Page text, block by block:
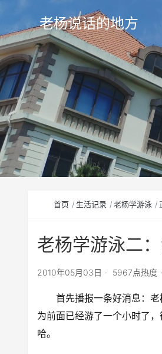
老杨说话的地方
首页 生活记录 老杨学游泳
老杨学游泳二
2010年05月03日 5967点热度
首先播报一条好消息：
为前面已经游了一个小时了
哈。